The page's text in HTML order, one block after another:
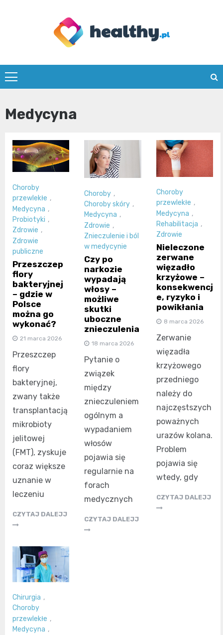
healthy.pl
Medycyna
Choroby
przewlekłe ,
Medycyna ,
Probiotyki ,
Zdrowie ,
Zdrowie
publiczne
Przeszczep
flory
bakteryjnej
– gdzie w
Polsce
można go
wykonać?
21 marca 2026
Przeszczep
flory
bakteryjnej,
zwany także
transplantacją
mikrobioty
jelitowej
(FMT), zyskuje
coraz większe
uznanie w
leczeniu
CZYTAJ DALEJJ
Choroby ,
Choroby skóry ,
Medycyna ,
Zdrowie ,
Znieczulenie i ból
w medycynie
Czy po
narkozie
wypadają
włosy –
możliwe
skutki
uboczne
znieczulenia
18 marca 2026
Pytanie o
związek
między
znieczuleniem
ogólnym a
wypadaniem
włosów
pojawia się
regularnie na
forach
medycznych
CZYTAJ DALEJJ
Choroby
przewlekłe ,
Medycyna ,
Rehabilitacja ,
Zdrowie
Nieleczone
zerwane
więzadło
krzyżowe –
konsekwencj
e, ryzyko i
powikłania
8 marca 2026
Zerwanie
więzadła
krzyżowego
przedniego
należy do
najczęstszych
poważnych
urazów kolana.
Problem
pojawia się
wtedy, gdy
CZYTAJ DALEJJ
Chirurgia ,
Choroby
przewlekłe ,
Medycyna ,